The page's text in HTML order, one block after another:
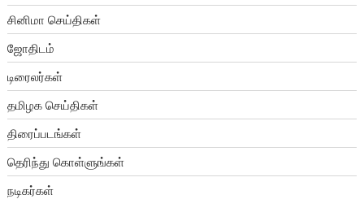
சினிமா செய்திகள்
ஜோதிடம்
டிரைலர்கள்
தமிழக செய்திகள்
திரைப்படங்கள்
தெரிந்து கொள்ளுங்கள்
நடிகர்கள்